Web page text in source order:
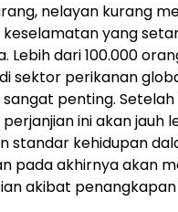
nelayan kurang
yang
Lebih dari 100.000
sektor perikanan
penting.
ini akan jauh
standar kehidupan
pada akhirnya akan
akibat penangkapan